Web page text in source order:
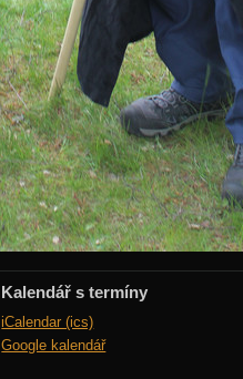
Kalendář s termíny
iCalendar (ics)
Google kalendář